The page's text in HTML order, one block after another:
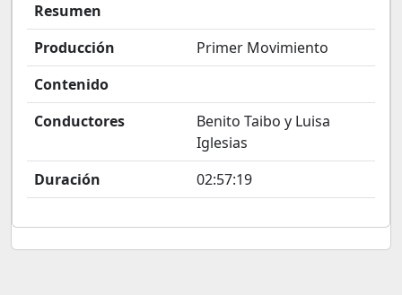
Resumen
Producción
Primer Movimiento
Contenido
Conductores
Benito Taibo y Luisa
Iglesias
Duración
02:57:19